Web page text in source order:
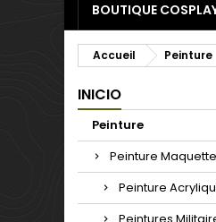
BOUTIQUE
Accueil Peinture
INICIO
Peinture
Peinture Maquette
Peinture